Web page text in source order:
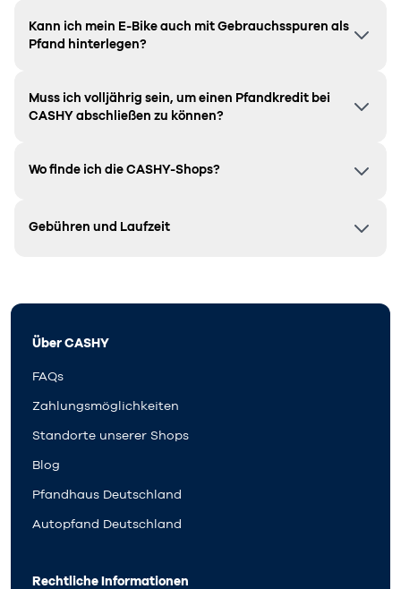
Kann ich mein E-Bike auch mit Gebrauchsspuren als
Pfand hinterlegen?
Muss ich volljährig sein, um einen Pfandkredit bei
CASHY abschließen zu können?
Wo finde ich die CASHY-Shops?
Gebühren und Laufzeit
Über CASHY
FAQs
Zahlungsmöglichkeiten
Standorte unserer Shops
Blog
Pfandhaus Deutschland
Autopfand Deutschland
Rechtliche Informationen